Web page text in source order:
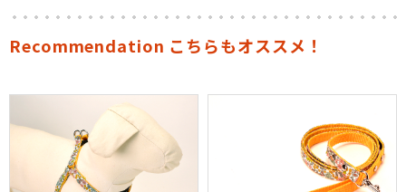
Recommendation こちらもオススメ！